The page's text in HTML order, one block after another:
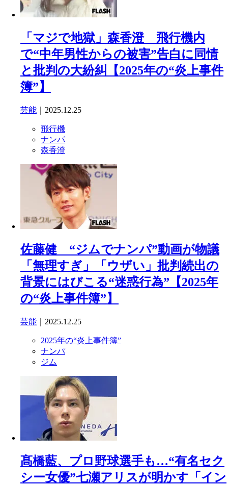
「マジで地獄」森香澄 飛行機内
で“中年男性からの被害”告白に同情
と批判の大紛糾【2025年の“炎上事件
簿”】
芸能 ｜2025.12.25
飛行機
ナンパ
森香澄
佐藤健 “ジムでナンパ”動画が物議
「無理すぎ」「ウザい」批判続出の
背景にはびこる“迷惑行為”【2025年
の“炎上事件簿”】
芸能 ｜2025.12.25
2025年の“炎上事件簿”
ナンパ
ジム
髙橋藍、プロ野球選手も…“有名セク
シー女優”七瀬アリスが明かす「イン